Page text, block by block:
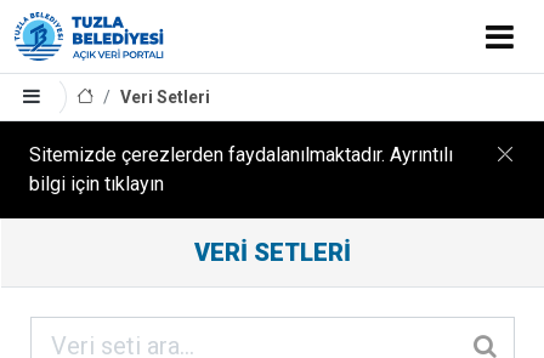
Veri Setleri
Sitemizde çerezlerden faydalanılmaktadır. Ayrıntılı
bilgi için tıklayın
Sonuçları
ORGANIZASYONLAR
VERI SETLERI